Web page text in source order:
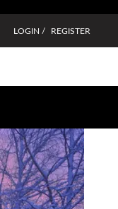
LOGIN / REGISTER